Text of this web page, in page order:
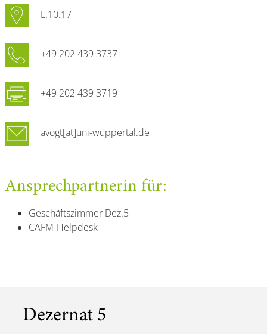
Ansprechpartnerin für:
Geschäftszimmer Dez.5
CAFM-Helpdesk
L.10.17
+49 202 439 3737
+49 202 439 3719
avogt[at]uni-wuppertal.de
Dezernat 5